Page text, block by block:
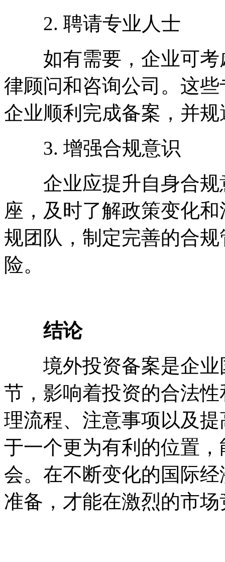
2. 聘请专业人士
如有需要，企业可考
律顾问和咨询公司。这
企业顺利完成备案，并
3. 增强合规意识
企业应提升自身合规
座，及时了解政策变化
规团队，制定完善的合
险。
结论
境外投资备案是企业
节，影响着投资的合法
理流程、注意事项以及
于一个更为有利的位置
会。在不断变化的国际
准备，才能在激烈的市